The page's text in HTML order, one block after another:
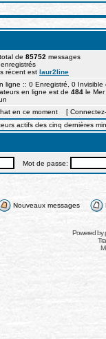
de 85752 messages
récent est laur2line
ligne :: 0 Enregistré, 0
en ligne est de 484 le
en ce moment [
actifs des cinq dernières
Mot de passe:
Nouveaux messages
Powered by